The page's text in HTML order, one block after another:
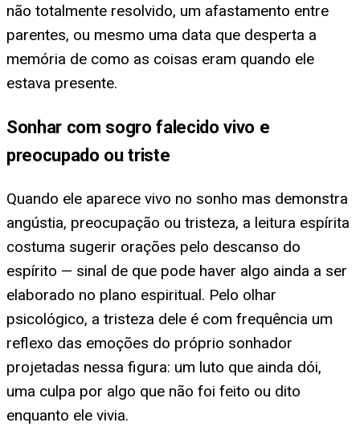
não totalmente resolvido, um afastamento entre
parentes, ou mesmo uma data que desperta a
memória de como as coisas eram quando ele
estava presente.
Sonhar com sogro falecido vivo e
preocupado ou triste
Quando ele aparece vivo no sonho mas demonstra
angústia, preocupação ou tristeza, a leitura espírita
costuma sugerir orações pelo descanso do
espírito — sinal de que pode haver algo ainda a ser
elaborado no plano espiritual. Pelo olhar
psicológico, a tristeza dele é com frequência um
reflexo das emoções do próprio sonhador
projetadas nessa figura: um luto que ainda dói,
uma culpa por algo que não foi feito ou dito
enquanto ele vivia.